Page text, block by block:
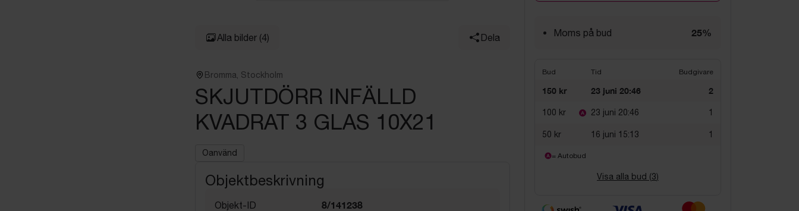
Alla bilder (4) Dela
Bromma, Stockholm
SKJUTDÖRR INFÄLLD
KVADRAT 3 GLAS 10X21
Oanvänd
Objektbeskrivning
Objekt-ID 8/141238
Moms på bud 25%
Bud Tid Budgivare
150 kr 23 juni 20:46 2
100 kr 23 juni 20:46 1
50 kr 16 juni 15:13 1
= Autobud
Visa alla bud (3)